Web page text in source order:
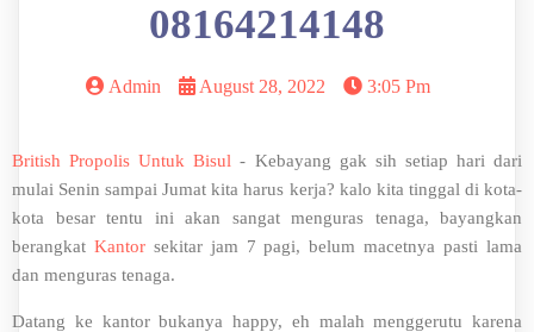
08164214148
Admin August 28, 2022 3:05 Pm
British Propolis Untuk Bisul - Kebayang gak sih setiap hari dari
mulai Senin sampai Jumat kita harus kerja? kalo kita tinggal di kota-
kota besar tentu ini akan sangat menguras tenaga, bayangkan
berangkat Kantorsekitar jam 7 pagi, belum macetnya pasti lama
dan menguras tenaga.
Datang ke kantor bukanya happy, eh malah menggerutu karena